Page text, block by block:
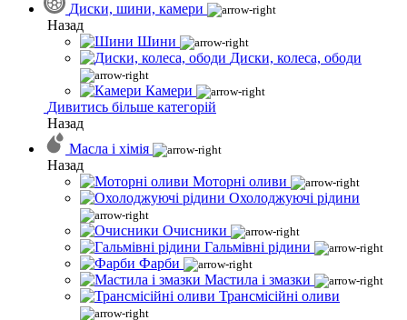
Диски, шини, камери
Назад
Шини
Диски, колеса, ободи
Камери
Дивитись більше категорій
Назад
Масла і хімія
Назад
Моторні оливи
Охолоджуючі рідини
Очисники
Гальмівні рідини
Фарби
Мастила і змазки
Трансмісійні оливи